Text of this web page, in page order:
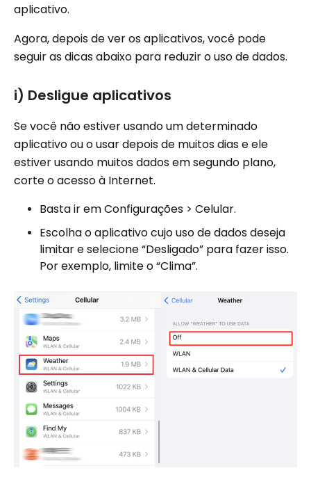
aplicativo.
Agora, depois de ver os aplicativos, você pode
seguir as dicas abaixo para reduzir o uso de dados.
i) Desligue aplicativos
Se você não estiver usando um determinado
aplicativo ou o usar depois de muitos dias e ele
estiver usando muitos dados em segundo plano,
corte o acesso à Internet.
Basta ir em Configurações > Celular.
Escolha o aplicativo cujo uso de dados deseja
limitar e selecione “Desligado” para fazer isso.
Por exemplo, limite o “Clima”.